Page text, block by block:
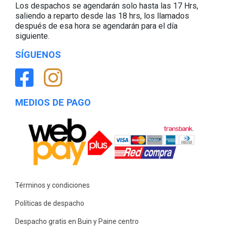
Los despachos se agendarán solo hasta las 17 Hrs,
saliendo a reparto desde las 18 hrs, los llamados
después de esa hora se agendarán para el día
siguiente.
SÍGUENOS
MEDIOS DE PAGO
Términos y condiciones
Políticas de despacho
Despacho gratis en Buin y Paine centro